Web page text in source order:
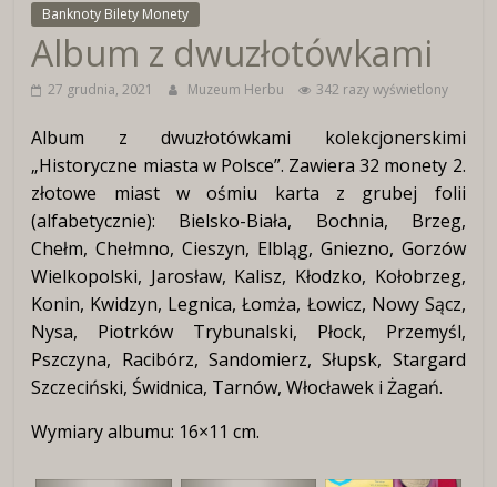
Banknoty Bilety Monety
Album z dwuzłotówkami
27 grudnia, 2021 Muzeum Herbu 342 razy wyświetlony
Album z dwuzłotówkami kolekcjonerskimi
„Historyczne miasta w Polsce”. Zawiera 32 monety 2.
złotowe miast w ośmiu karta z grubej folii
(alfabetycznie): Bielsko-Biała, Bochnia, Brzeg,
Chełm, Chełmno, Cieszyn, Elbląg, Gniezno, Gorzów
Wielkopolski, Jarosław, Kalisz, Kłodzko, Kołobrzeg,
Konin, Kwidzyn, Legnica, Łomża, Łowicz, Nowy Sącz,
Nysa, Piotrków Trybunalski, Płock, Przemyśl,
Pszczyna, Racibórz, Sandomierz, Słupsk, Stargard
Szczeciński, Świdnica, Tarnów, Włocławek i Żagań.
Wymiary albumu: 16×11 cm.